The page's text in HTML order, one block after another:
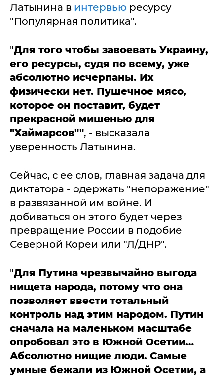
Латынина в интервью ресурсу
"Популярная политика".
"Для того чтобы завоевать Украину,
его ресурсы, судя по всему, уже
абсолютно исчерпаны. Их
физически нет. Пушечное мясо,
которое он поставит, будет
прекрасной мишенью для
"Хаймарсов"", - высказала
уверенность Латынина.
Сейчас, с ее слов, главная задача для
диктатора - одержать "непоражение"
в развязанной им войне. И
добиваться он этого будет через
превращение России в подобие
Северной Кореи или "Л/ДНР".
"Для Путина чрезвычайно выгода
нищета народа, потому что она
позволяет ввести тотальный
контроль над этим народом. Путин
сначала на маленьком масштабе
опробовал это в Южной Осетии…
Абсолютно нищие люди. Самые
умные бежали из Южной Осетии, а